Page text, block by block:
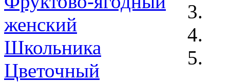
женский
Школьника
Цветочный